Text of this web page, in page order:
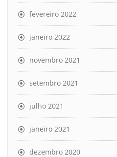
fevereiro 2022
janeiro 2022
novembro 2021
setembro 2021
julho 2021
janeiro 2021
dezembro 2020